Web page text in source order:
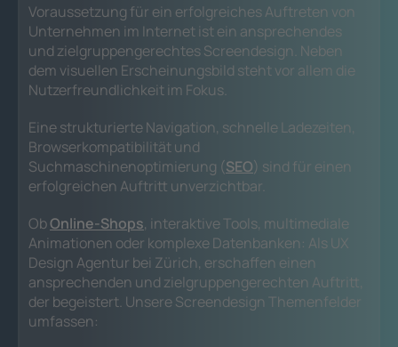
Voraussetzung für ein erfolgreiches Auftreten von
Unternehmen im Internet ist ein ansprechendes
und zielgruppengerechtes Screendesign. Neben
dem visuellen Erscheinungsbild steht vor allem die
Nutzerfreundlichkeit im Fokus.
Eine strukturierte Navigation, schnelle Ladezeiten,
Browserkompatibilität und
Suchmaschinenoptimierung (SEO) sind für einen
erfolgreichen Auftritt unverzichtbar.
ObOnline-Shops, interaktive Tools, multimediale
Animationen oder komplexe Datenbanken: Als UX
Design Agentur bei Zürich, erschaffen einen
ansprechenden und zielgruppengerechten Auftritt,
der begeistert. Unsere Screendesign Themenfelder
umfassen: